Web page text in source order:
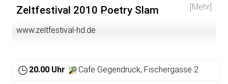
[Mehr]
Zeltfestival 2010 Poetry Slam
www.zeltfestival-hd.de
20.00 Uhr Cafe Gegendruck, Fischergasse 2